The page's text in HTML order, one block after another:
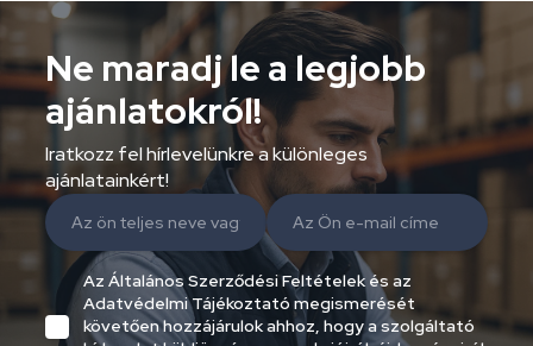
Ne maradj le a legjobb
ajánlatokról!
Iratkozz fel hírlevelünkre a különleges
ajánlatainkért!
Az Általános Szerződési Feltételek és az
Adatvédelmi Tájékoztató megismerését
követően hozzájárulok ahhoz, hogy a szolgáltató